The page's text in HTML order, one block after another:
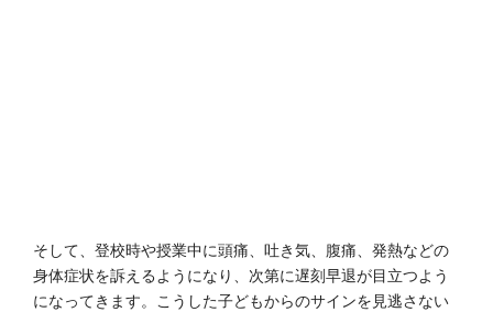
そして、登校時や授業中に頭痛、吐き気、腹痛、発熱などの
身体症状を訴えるようになり、次第に遅刻早退が目立つよう
になってきます。こうした子どもからのサインを見逃さない